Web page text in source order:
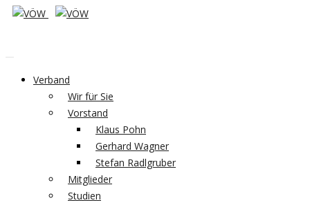
Verband
Wir für Sie
Vorstand
Klaus Pohn
Gerhard Wagner
Stefan Radlgruber
Mitglieder
Studien